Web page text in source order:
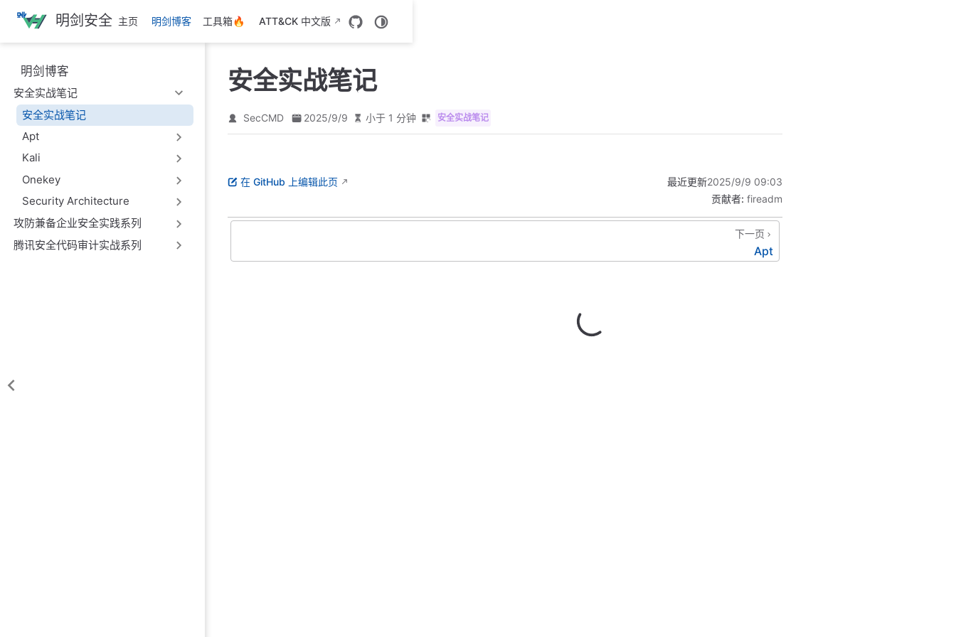
跳
主
內
容
明剑安全 主页 明剑博客 工具箱🔥 ATT&CK 中文版
明剑博客
安全实战笔记
安全实战笔记
Apt
Kali
Onekey
Security Architecture
攻防兼备企业安全实践系列
腾讯安全代码审计实战系列
安全实战笔记
SecCMD 2025/9/9 小于 1 分钟 安全实战笔记
在 GitHub 上编辑此页 最近更新2025/9/9 09:03
贡献者: fireadm
下一页
Apt